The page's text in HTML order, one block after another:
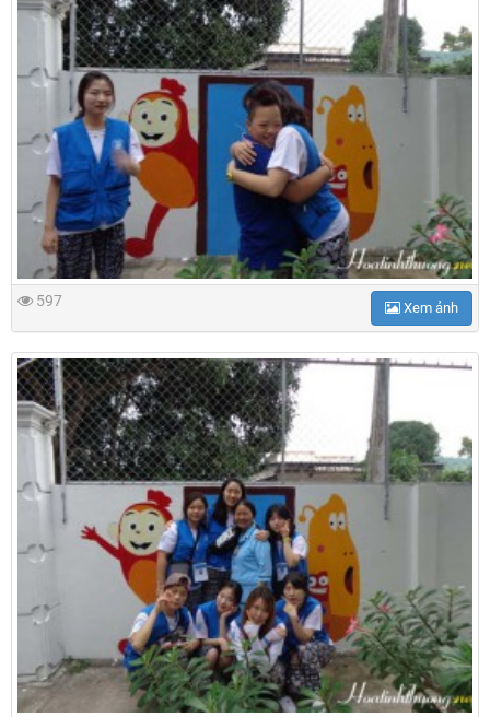
597 Xem ảnh